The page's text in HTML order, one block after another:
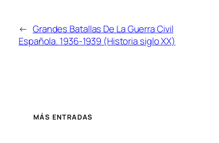
← Grandes Batallas De La Guerra Civil
Española. 1936-1939 (Historia siglo XX)
MÁS ENTRADAS